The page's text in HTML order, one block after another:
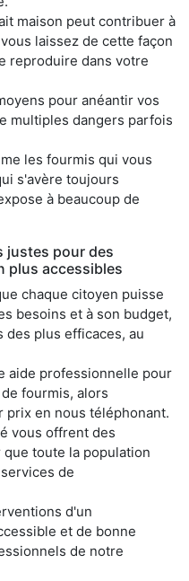
maison peut contribuer à
laissez de cette façon
reproduire dans votre
pour anéantir vos
multiples dangers parfois
les fourmis qui vous
s'avère toujours
à beaucoup de
justes pour des
plus accessibles
chaque citoyen puisse
besoins et à son budget,
plus efficaces, au
aide professionnelle pour
fourmis, alors
prix en nous téléphonant.
vous offrent des
toute la population
de
d'un
et de bonne
de notre